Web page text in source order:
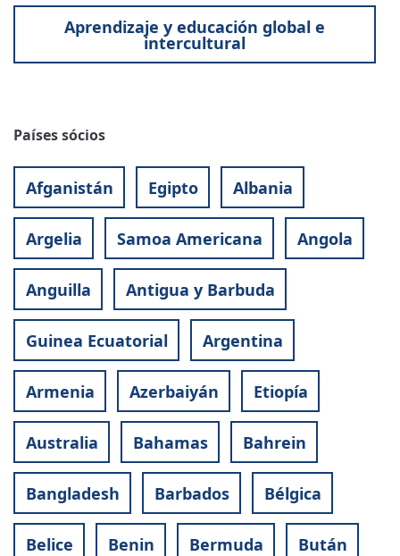
Aprendizaje y educación global e
intercultural
Países sócios
Afganistán Egipto Albania
Argelia Samoa Americana Angola
Anguilla Antigua y Barbuda
Guinea Ecuatorial Argentina
Armenia Azerbaiyán Etiopía
Australia Bahamas Bahrein
Bangladesh Barbados Bélgica
Belice Benin Bermuda Bután